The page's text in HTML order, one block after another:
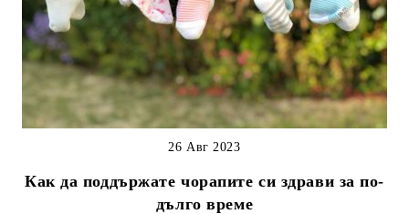
Как да поддържате чорапите си здрави за по-
дълго време
26 Авг 2023